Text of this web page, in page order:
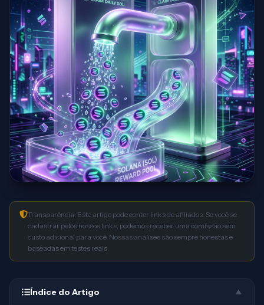
Transparência: Este artigo pode conter links de afiliados. Se você se
cadastrar pelos nossos links, podemos receber uma comissão sem
custo adicional para você. Nossas análises são sempre honestas e
baseadas em testes reais.
Índice do Artigo ▲